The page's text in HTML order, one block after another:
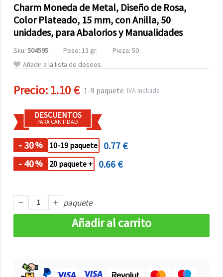
Charm Moneda de Metal, Diseño de Rosa,
Color Plateado, 15 mm, con Anilla, 50
unidades, para Abalorios y Manualidades
Sku: 504595 Peso: 13 gr.
Pieza: 50
Añadir a la lista de deseos
Precio:1.10 € 1-9 paquete IVA incluida
DESCUENTOS
PARA CANTIDAD
- 30% 10-19 paquete
0.77 €
- 40% 20 paquete + 0.66 €
paquete
Añadir al carrito